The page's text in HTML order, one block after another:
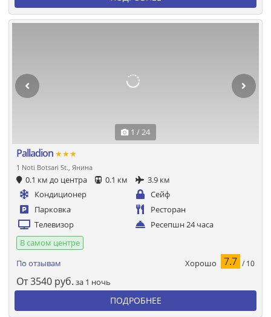
1 / 24
Palladion ★★★
1 Noti Botsari St., Янина
0.1 км до центра 0.1 км
3.9 км
Кондиционер
Сейф
Парковка
Ресторан
Телевизор
Ресепшн 24 часа
В самом центре
По отзывам
Хорошо 7.7 / 10
От3540 руб. за 1 ночь
ПОДРОБНЕЕ